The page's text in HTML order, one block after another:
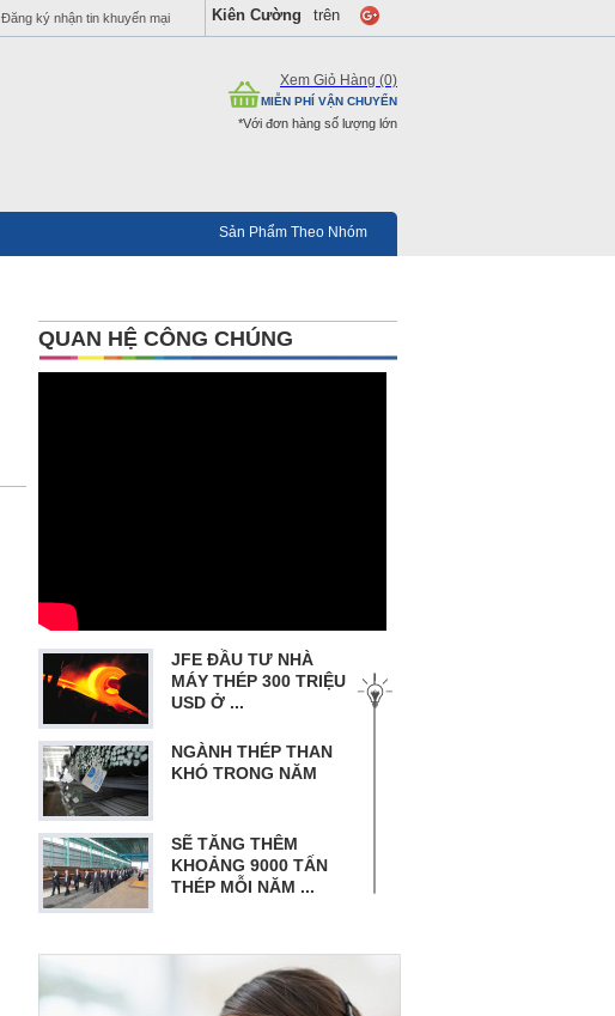
Đăng ký nhận tin khuyến mại Kiên Cường trên
Xem Giỏ Hàng (0)
MIỄN PHÍ VẬN CHUYỂN
*Với đơn hàng số lượng lớn
Sản Phẩm Theo Nhóm
QUAN HỆ CÔNG CHÚNG
JFE ĐẦU TƯ NHÀ
MÁY THÉP 300 TRIỆU
USD Ở ...
NGÀNH THÉP THAN
KHÓ TRONG NĂM
SẼ TĂNG THÊM
KHOẢNG 9000 TẤN
THÉP MỖI NĂM ...